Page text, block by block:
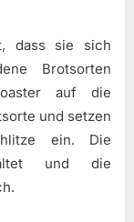
dass sie sich
Brotsorten
auf die
und setzen
ein. Die
und die